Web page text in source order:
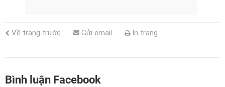
Về trang trước Gửi email In trang
Bình luận Facebook